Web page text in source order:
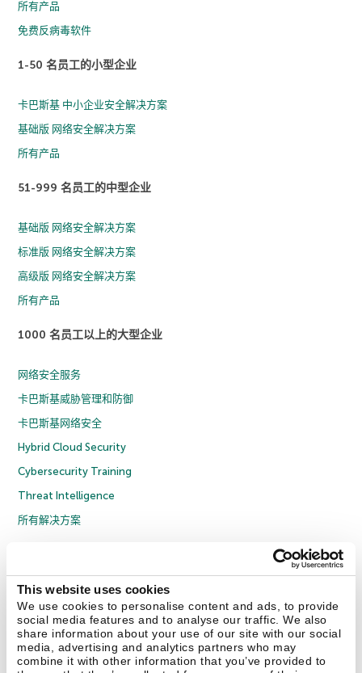
This website uses cookies
We use cookies to personalise content and ads, to provide
social media features and to analyse our traffic. We also
share information about your use of our site with our social
media, advertising and analytics partners who may
combine it with other information that you’ve provided to
所有产品
免费反病毒软件
1-50 名员工的小型企业
卡巴斯基 中小企业安全解决方案
基础版 网络安全解决方案
所有产品
51-999 名员工的中型企业
基础版 网络安全解决方案
标准版 网络安全解决方案
高级版 网络安全解决方案
所有产品
1000 名员工以上的大型企业
网络安全服务
卡巴斯基威胁管理和防御
卡巴斯基网络安全
Hybrid Cloud Security
Cybersecurity Training
Threat Intelligence
所有解决方案
隐私策略
反腐败政策
许可协议 B2B
京ICP备12053225号
京公网安备 11010102001169号
联系我们 关于我们 合作伙伴 Blog 资源中心 新闻稿